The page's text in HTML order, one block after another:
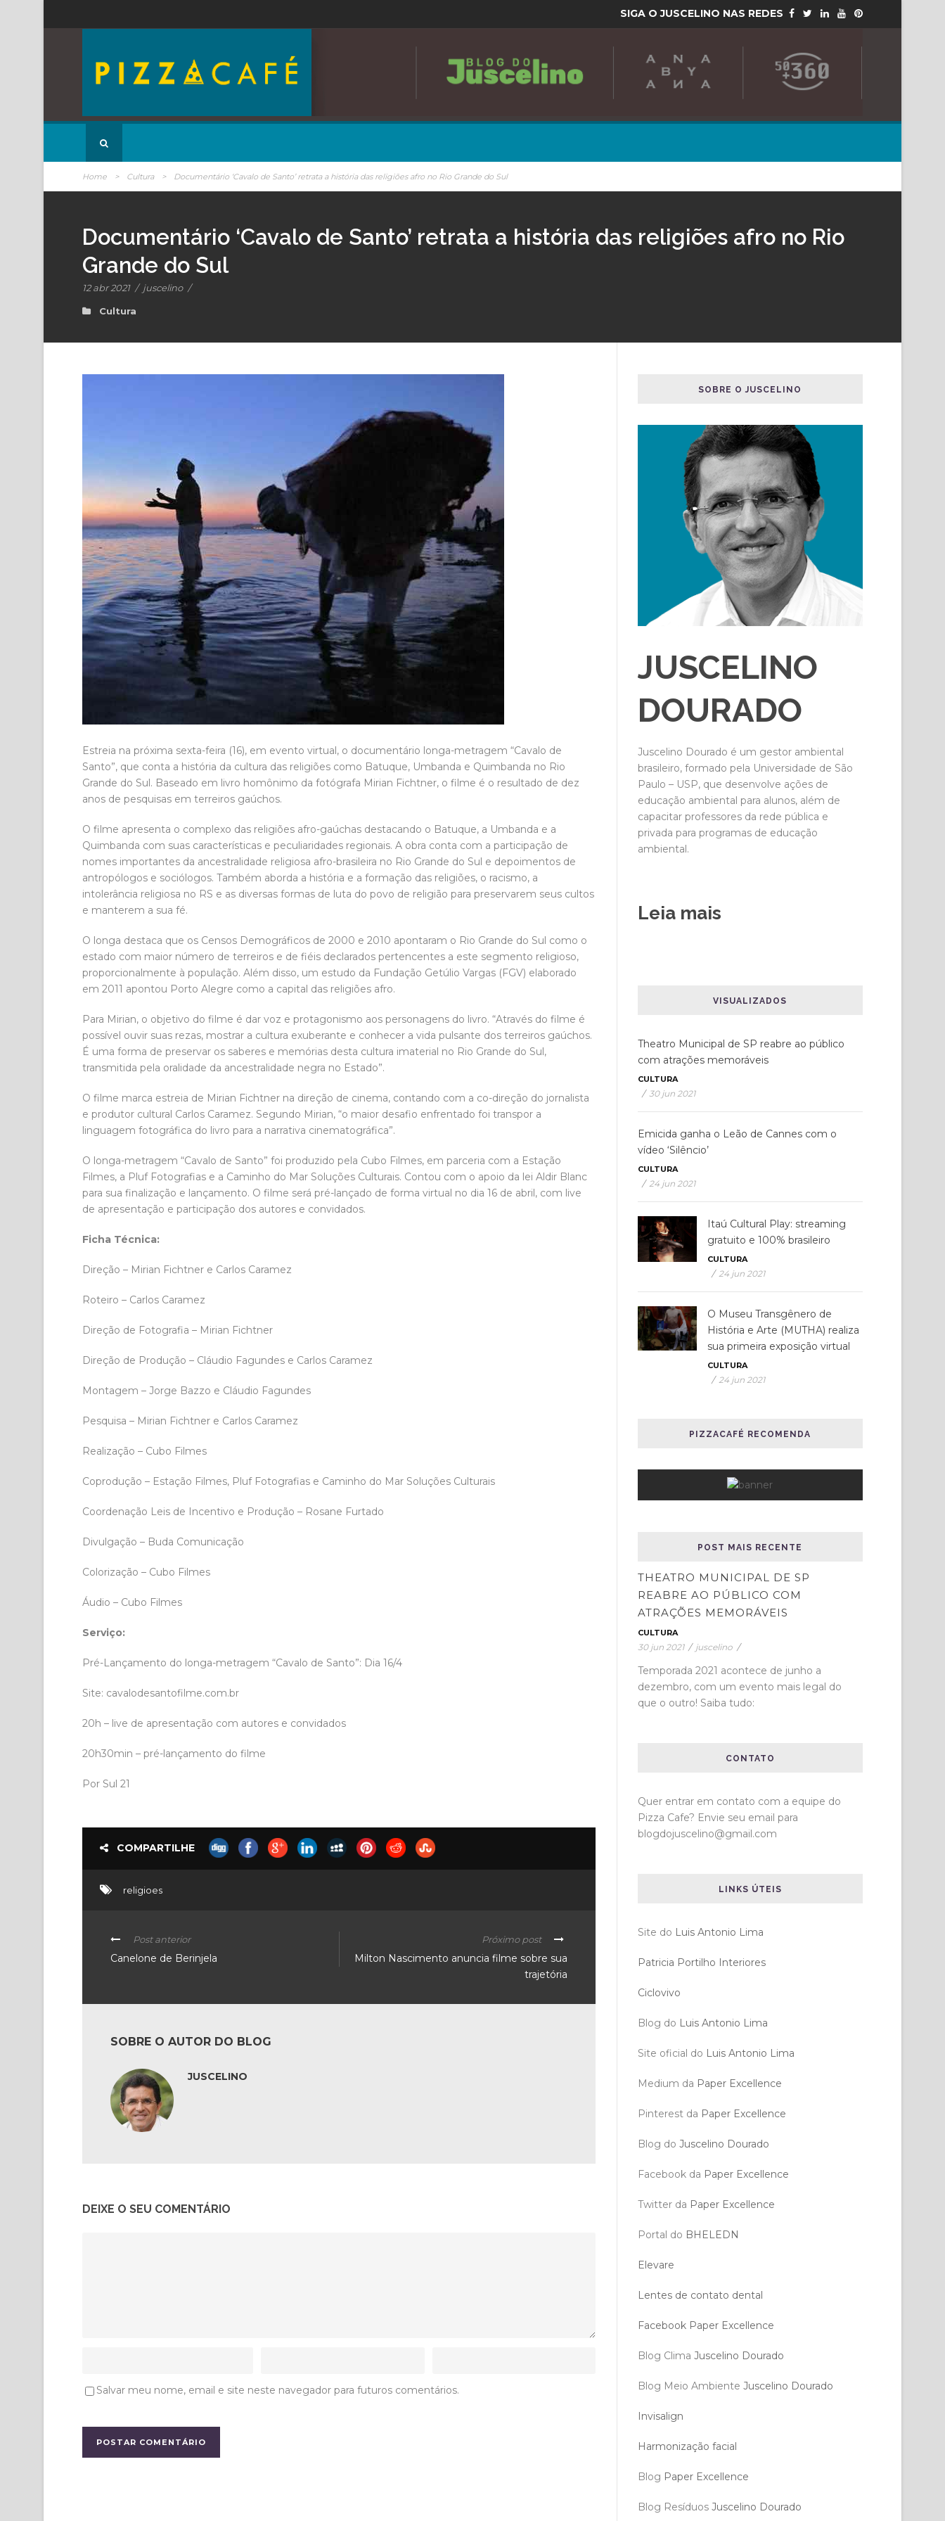
SIGA O JUSCELINO NAS REDES
Home > Cultura > Documentário ‘Cavalo de Santo’ retrata a história das religiões afro no Rio Grande do Sul
Documentário ‘Cavalo de Santo’ retrata a história das religiões afro no Rio
Grande do Sul
12 abr 2021 / juscelino /
Cultura
Estreia na próxima sexta-feira (16), em evento virtual, o documentário longa-metragem “Cavalo de
Santo”, que conta a história da cultura das religiões como Batuque, Umbanda e Quimbanda no Rio
Grande do Sul. Baseado em livro homônimo da fotógrafa Mirian Fichtner, o filme é o resultado de dez
anos de pesquisas em terreiros gaúchos.
O filme apresenta o complexo das religiões afro-gaúchas destacando o Batuque, a Umbanda e a
Quimbanda com suas características e peculiaridades regionais. A obra conta com a participação de
nomes importantes da ancestralidade religiosa afro-brasileira no Rio Grande do Sul e depoimentos de
antropólogos e sociólogos. Também aborda a história e a formação das religiões, o racismo, a
intolerância religiosa no RS e as diversas formas de luta do povo de religião para preservarem seus cultos
e manterem a sua fé.
O longa destaca que os Censos Demográficos de 2000 e 2010 apontaram o Rio Grande do Sul como o
estado com maior número de terreiros e de fiéis declarados pertencentes a este segmento religioso,
proporcionalmente à população. Além disso, um estudo da Fundação Getúlio Vargas (FGV) elaborado
em 2011 apontou Porto Alegre como a capital das religiões afro.
Para Mirian, o objetivo do filme é dar voz e protagonismo aos personagens do livro. “Através do filme é
possível ouvir suas rezas, mostrar a cultura exuberante e conhecer a vida pulsante dos terreiros gaúchos.
É uma forma de preservar os saberes e memórias desta cultura imaterial no Rio Grande do Sul,
transmitida pela oralidade da ancestralidade negra no Estado”.
O filme marca estreia de Mirian Fichtner na direção de cinema, contando com a co-direção do jornalista
e produtor cultural Carlos Caramez. Segundo Mirian, “o maior desafio enfrentado foi transpor a
linguagem fotográfica do livro para a narrativa cinematográfica”.
O longa-metragem “Cavalo de Santo” foi produzido pela Cubo Filmes, em parceria com a Estação
Filmes, a Pluf Fotografias e a Caminho do Mar Soluções Culturais. Contou com o apoio da lei Aldir Blanc
para sua finalização e lançamento. O filme será pré-lançado de forma virtual no dia 16 de abril, com live
de apresentação e participação dos autores e convidados.
Ficha Técnica:
Direção – Mirian Fichtner e Carlos Caramez
Roteiro – Carlos Caramez
Direção de Fotografia – Mirian Fichtner
Direção de Produção – Cláudio Fagundes e Carlos Caramez
Montagem – Jorge Bazzo e Cláudio Fagundes
Pesquisa – Mirian Fichtner e Carlos Caramez
Realização – Cubo Filmes
Coprodução – Estação Filmes, Pluf Fotografias e Caminho do Mar Soluções Culturais
Coordenação Leis de Incentivo e Produção – Rosane Furtado
Divulgação – Buda Comunicação
Colorização – Cubo Filmes
Áudio – Cubo Filmes
Serviço:
Pré-Lançamento do longa-metragem “Cavalo de Santo”: Dia 16/4
Site: cavalodesantofilme.com.br
20h – live de apresentação com autores e convidados
20h30min – pré-lançamento do filme
Por Sul 21
COMPARTILHE
religioes
Post anterior
Canelone de Berinjela
Próximo post
Milton Nascimento anuncia filme sobre sua
trajetória
SOBRE O AUTOR DO BLOG
JUSCELINO
DEIXE O SEU COMENTÁRIO
Salvar meu nome, email e site neste navegador para futuros comentários.
SOBRE O JUSCELINO
JUSCELINO
DOURADO
Juscelino Dourado é um gestor ambiental
brasileiro, formado pela Universidade de São
Paulo – USP, que desenvolve ações de
educação ambiental para alunos, além de
capacitar professores da rede pública e
privada para programas de educação
ambiental.
Leia mais
VISUALIZADOS
Theatro Municipal de SP reabre ao público
com atrações memoráveis
CULTURA
/ 30 jun 2021
Emicida ganha o Leão de Cannes com o
vídeo ‘Silêncio’
CULTURA
/ 24 jun 2021
Itaú Cultural Play: streaming
gratuito e 100% brasileiro
CULTURA
/ 24 jun 2021
O Museu Transgênero de
História e Arte (MUTHA) realiza
sua primeira exposição virtual
CULTURA
/ 24 jun 2021
PIZZACAFÉ RECOMENDA
POST MAIS RECENTE
THEATRO MUNICIPAL DE SP
REABRE AO PÚBLICO COM
ATRAÇÕES MEMORÁVEIS
CULTURA
30 jun 2021 / juscelino /
Temporada 2021 acontece de junho a
dezembro, com um evento mais legal do
que o outro! Saiba tudo:
CONTATO
Quer entrar em contato com a equipe do
Pizza Cafe? Envie seu email para
blogdojuscelino@gmail.com
LINKS ÚTEIS
Site do Luis Antonio Lima
Patricia Portilho Interiores
Ciclovivo
Blog do Luis Antonio Lima
Site oficial do Luis Antonio Lima
Medium da Paper Excellence
Pinterest da Paper Excellence
Blog do Juscelino Dourado
Facebook da Paper Excellence
Twitter da Paper Excellence
Portal do BHELEDN
Elevare
Lentes de contato dental
Facebook Paper Excellence
Blog Clima Juscelino Dourado
Blog Meio Ambiente Juscelino Dourado
Invisalign
Harmonização facial
Blog Paper Excellence
Blog Resíduos Juscelino Dourado